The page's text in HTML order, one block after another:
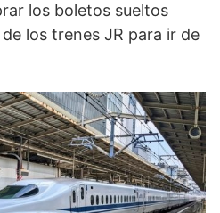
los boletos sueltos
los trenes JR para ir de